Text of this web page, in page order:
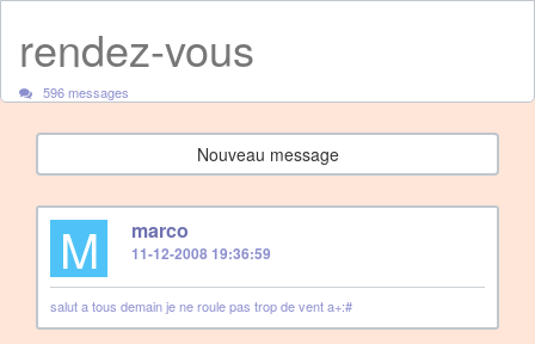
rendez-vous
596 messages
Nouveau message
M marco
11-12-2008 19:36:59
salut a tous demain je ne roule pas trop de vent a+:#